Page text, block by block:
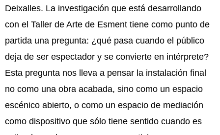
Deixalles. La investigación que está desarrollando
con el Taller de Arte de Esment tiene como punto de
partida una pregunta: ¿qué pasa cuando el público
deja de ser espectador y se convierte en intérprete?
Esta pregunta nos lleva a pensar la instalación final
no como una obra acabada, sino como un espacio
escénico abierto, o como un espacio de mediación
como dispositivo que sólo tiene sentido cuando es